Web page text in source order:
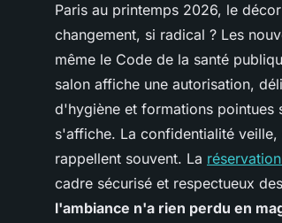
Paris au printemps 2026, le
changement, si radical ? Les
même le Code de la santé
salon affiche une autorisation,
d'hygiène et formations pointues
s'affiche. La confidentialité
rappellent souvent. La
cadre sécurisé et respectueux
l'ambiance n'a rien perdu en